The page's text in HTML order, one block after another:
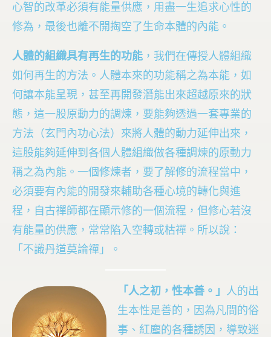
心智的改革必須有能量供應，用盡一生追求心性的
修為，最後也離不開掏空了生命本體的內能。
人體的組織具有再生的功能 ，我們在傳授人體組織
如何再生的方法。人體本來的功能稱之為本能，如
何讓本能呈現，甚至再開發潛能出來超越原來的狀
態，這一股原動力的調煉，要能夠透過一套專業的
方法（玄門內功心法）來將人體的動力延伸出來，
這股能夠延伸到各個人體組織做各種調煉的原動力
稱之為內能。一個修煉者，要了解修的流程當中，
必須要有內能的開發來輔助各種心境的轉化與進
程，自古禪師都在顯示修的一個流程，但修心若沒
有能量的供應，常常陷入空轉或枯禪。所以說：
「不識丹道莫論禪」。
「人之初，性本善。」 人的出
生本性是善的，因為凡間的俗
事、紅塵的各種誘因，導致迷